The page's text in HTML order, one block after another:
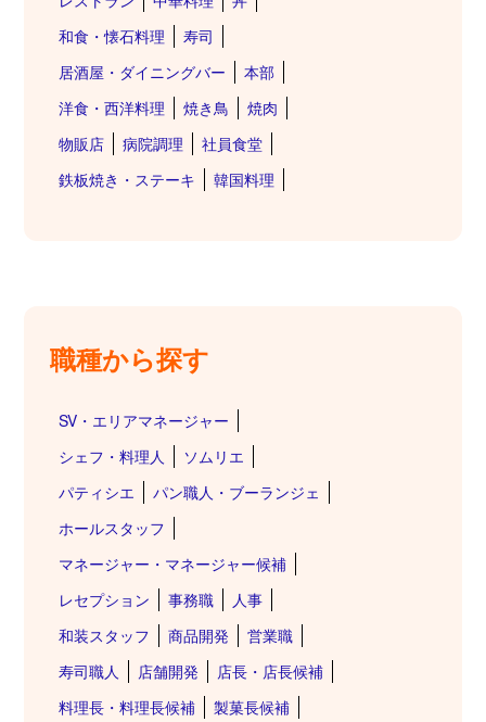
和食・懐石料理
寿司
居酒屋・ダイニングバー
本部
洋食・西洋料理
焼き鳥
焼肉
物販店
病院調理
社員食堂
鉄板焼き・ステーキ
韓国料理
職種から探す
SV・エリアマネージャー
シェフ・料理人
ソムリエ
パティシエ
パン職人・ブーランジェ
ホールスタッフ
マネージャー・マネージャー候補
レセプション
事務職
人事
和装スタッフ
商品開発
営業職
寿司職人
店舗開発
店長・店長候補
料理長・料理長候補
製菓長候補